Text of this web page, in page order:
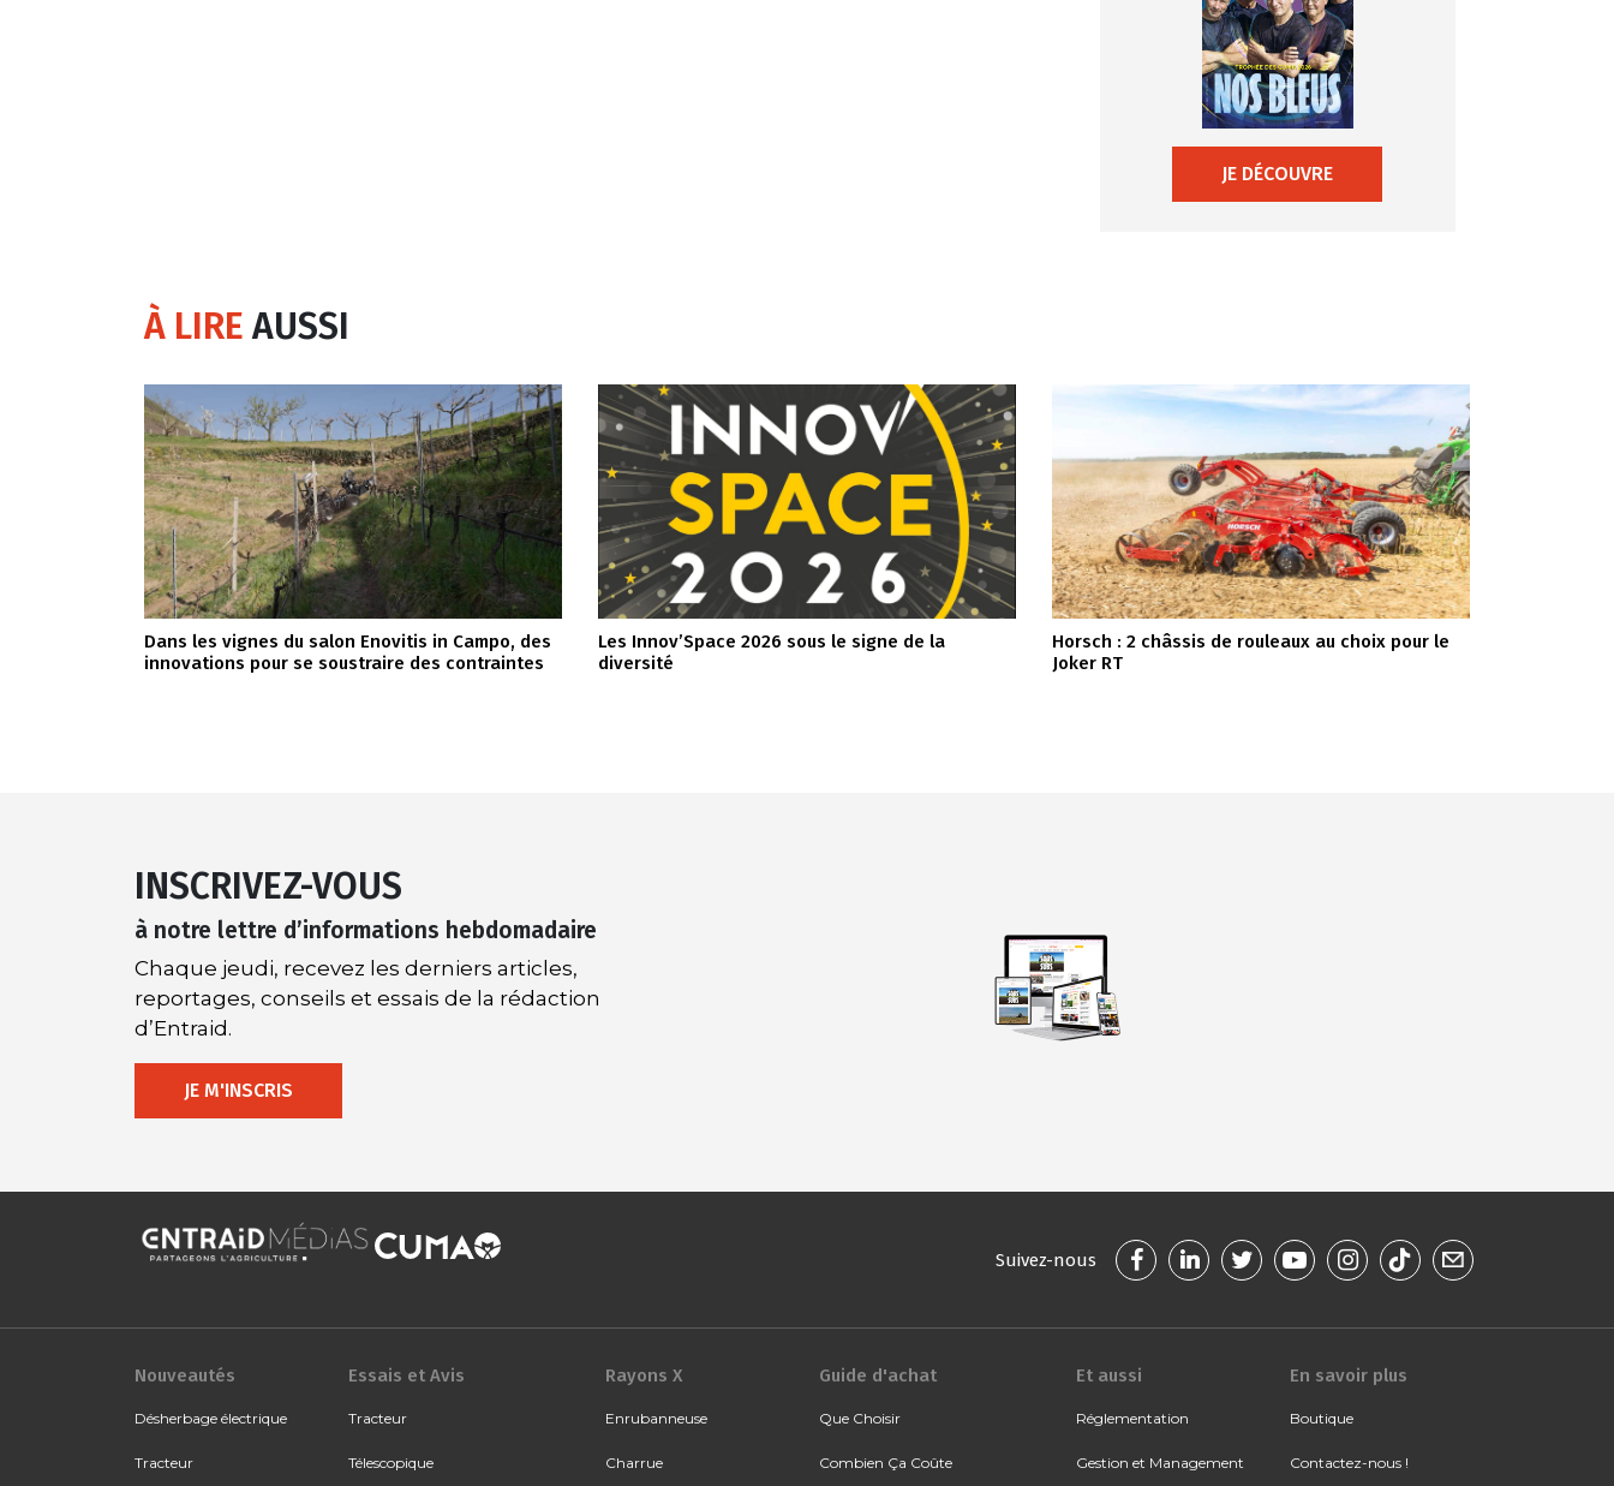
JE DÉCOUVRE
À LIREAUSSI
Dans les vignes du salon Enovitis in Campo, des
innovations pour se soustraire des contraintes
Les Innov’Space 2026 sous le signe de la
diversité
Horsch : 2 châssis de rouleaux au choix pour le
Joker RT
INSCRIVEZ-VOUS
à notre lettre d’informations hebdomadaire
Chaque jeudi, recevez les derniers articles,
reportages, conseils et essais de la rédaction
d’Entraid.
JE M'INSCRIS
Suivez-nous
Nouveautés
Désherbage électrique
Tracteur
Essais et Avis
Tracteur
Télescopique
Rayons X
Enrubanneuse
Charrue
Guide d'achat
Que Choisir
Combien Ça Coûte
Et aussi
Réglementation
Gestion et Management
En savoir plus
Boutique
Contactez-nous !